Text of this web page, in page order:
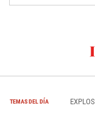
TEMAS DEL DÍA